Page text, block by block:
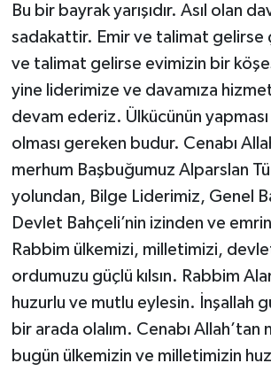
Bu bir bayrak yarışıdır. Asıl olan
sadakattir. Emir ve talimat gelirse
ve talimat gelirse evimizin bir
yine liderimize ve davamıza
devam ederiz. Ülkücünün
olması gereken budur. Cenabı
merhum Başbuğumuz Alparslan
yolundan, Bilge Liderimiz, Genel
Devlet Bahçeli’nin izinden ve
Rabbim ülkemizi, milletimizi,
ordumuzu güçlü kılsın. Rabbim
huzurlu ve mutlu eylesin. İnşallah
bir arada olalım. Cenabı Allah’tan
bugün ülkemizin ve milletimizin